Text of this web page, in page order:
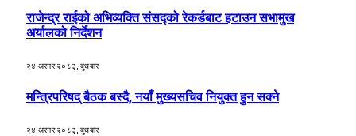
राजेन्द्र राईको अभिव्यक्ति संसद्को रेकर्डबाट हटाउन सभामुख
अर्यालको निर्देशन
२४ असार २०८३, बुधबार
मन्त्रिपरिषद् बैठक बस्दै, नयाँ मुख्यसचिव नियुक्त हुन सक्ने
२४ असार २०८३, बुधबार